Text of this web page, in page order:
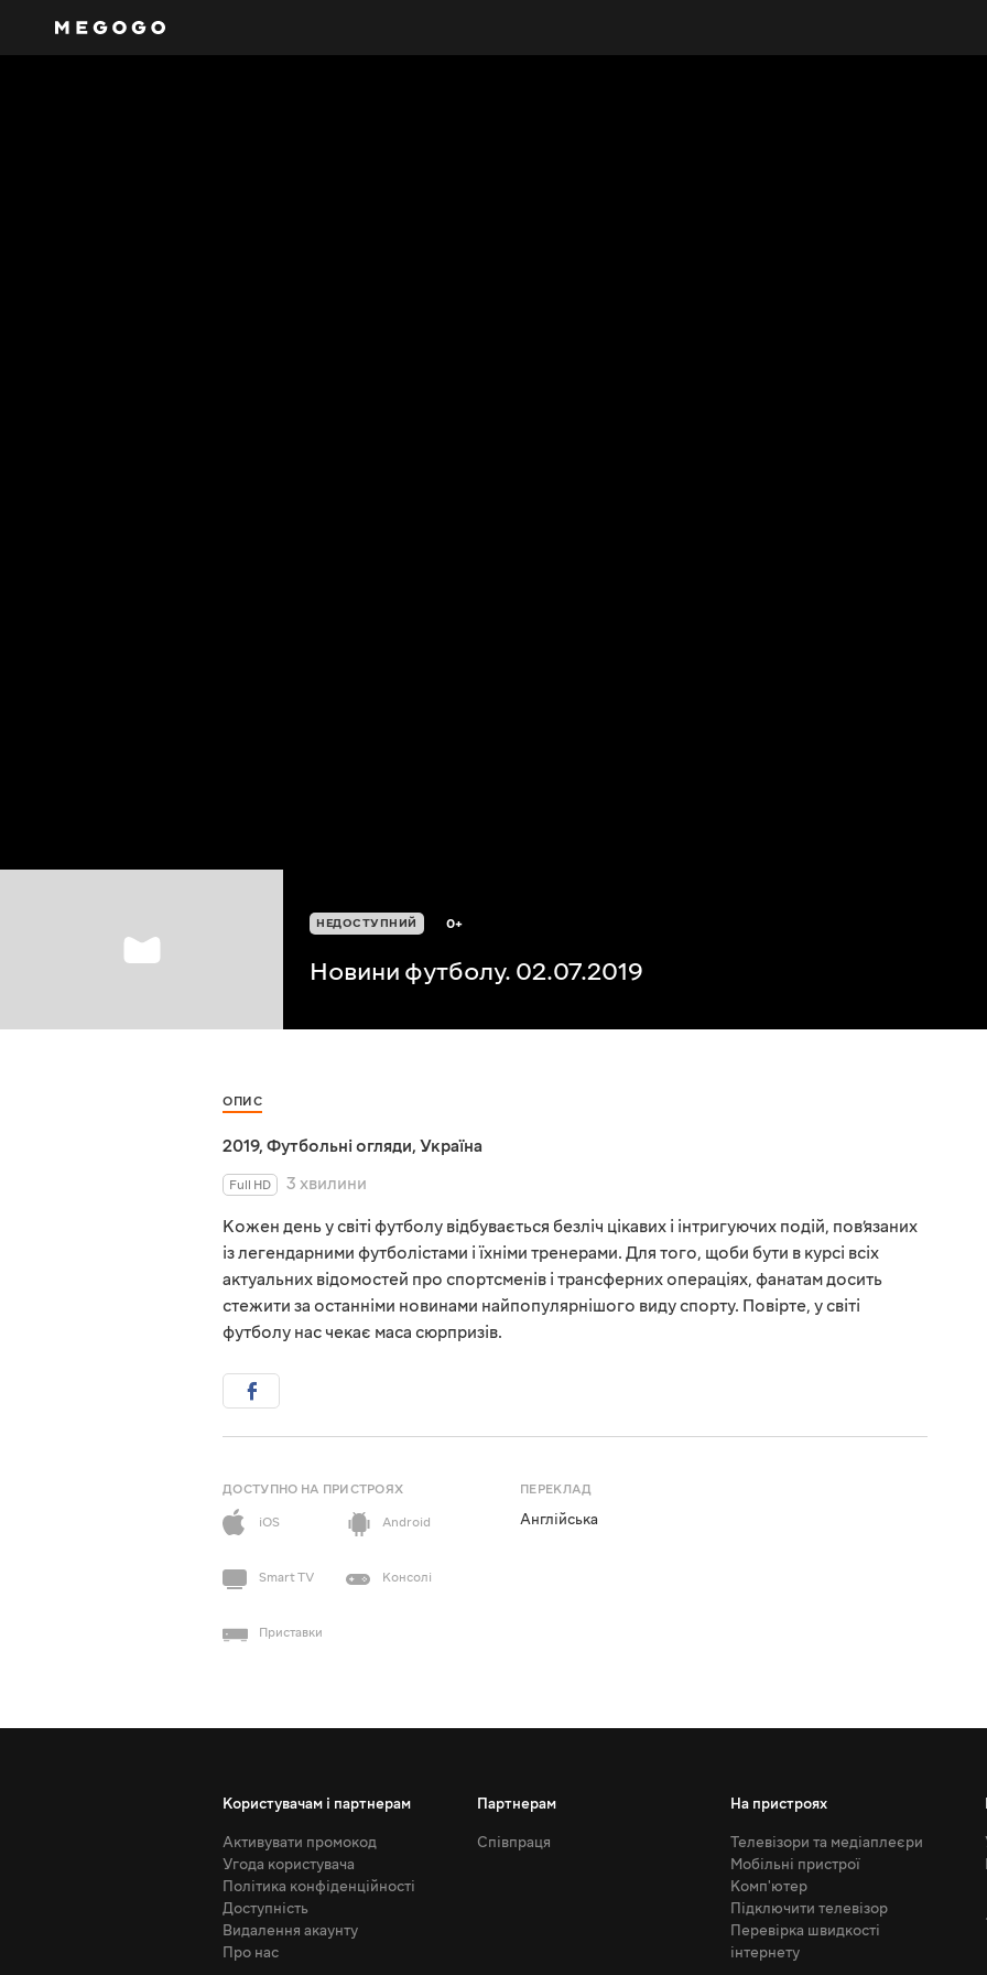
НЕДОСТУПНИЙ 0+
Новини футболу. 02.07.2019
ОПИС
2019, Футбольні огляди, Україна
Full HD
3 хвилини
Кожен день у світі футболу відбувається безліч цікавих і інтригуючих подій, пов’язаних
із легендарними футболістами і їхніми тренерами. Для того, щоби бути в курсі всіх
актуальних відомостей про спортсменів і трансферних операціях, фанатам досить
стежити за останніми новинами найпопулярнішого виду спорту. Повірте, у світі
футболу нас чекає маса сюрпризів.
ДОСТУПНО НА ПРИСТРОЯХ
iOS
Android
Smart TV Консолі
Приставки
ПЕРЕКЛАД
Англійська
Користувачам і партнерам
Активувати промокод
Угода користувача
Політика конфіденційності
Доступність
Видалення акаунту
Про нас
Партнерам
Співпраця
На пристроях
Телевізори та медіаплеєри
Мобільні пристрої
Комп'ютер
Підключити телевізор
Перевірка швидкості
інтернету